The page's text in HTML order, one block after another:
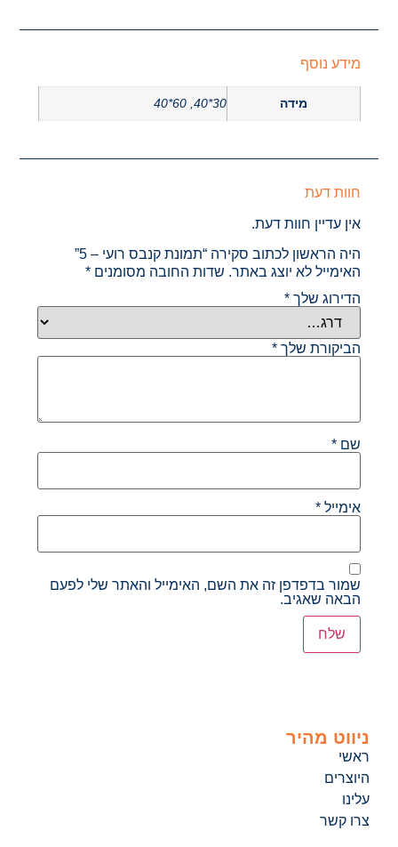
מידע נוסף
מידה 30*40, 60*40
חוות דעת
אין עדיין חוות דעת.
היה הראשון לכתוב סקירה “תמונת קנבס רועי – 5”
האימייל לא יוצג באתר. שדות החובה מסומנים*
הדירוג שלך*
הביקורת שלך*
שם*
אימייל*
שמור בדפדפן זה את השם, האימייל והאתר שלי לפעם
הבאה שאגיב.
ניווט מהיר
ראשי
היוצרים
עלינו
צרו קשר